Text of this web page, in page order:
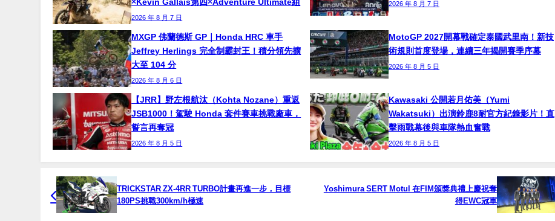
2026 年 8 月 7 日
2026 年 8 月 7 日
MXGP 佛蘭德斯 GP｜Honda HRC 車手
Jeffrey Herlings 完全制霸封王！積分領先擴
大至 104 分
2026 年 8 月 6 日
MotoGP 2027開幕戰確定泰國武里南！新技
術規則首度登場，連續三年揭開賽季序幕
2026 年 8 月 5 日
【JRR】野左根航汰（Kohta Nozane）重返
JSB1000！駕駛 Honda 套件賽車挑戰廠車，
誓言再奪冠
2026 年 8 月 5 日
Kawasaki 公開若月佑美（Yumi
Wakatsuki）出演鈴鹿8耐官方紀錄影片！直
擊雨戰幕後與車隊熱血奮戰
2026 年 8 月 5 日
TRICKSTAR ZX-4RR TURBO計畫再進一步，目標
180PS挑戰300km/h極速
Yoshimura SERT Motul 在FIM頒獎典禮上慶祝奪
得EWC冠軍